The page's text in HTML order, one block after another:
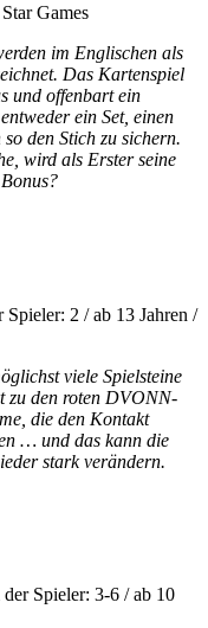
Games
im Englischen als
Das Kartenspiel
und offenbart ein
ein Set, einen
den Stich zu sichern.
wird als Erster seine
2 / ab 13 Jahren /
viele Spielsteine
zu den roten DVONN-
die den Kontakt
… und das kann die
stark verändern.
Spieler: 3-6 / ab 10